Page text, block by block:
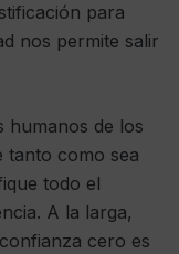
para
nos permite salir
humanos de los
tanto como sea
todo el
A la larga,
cero es